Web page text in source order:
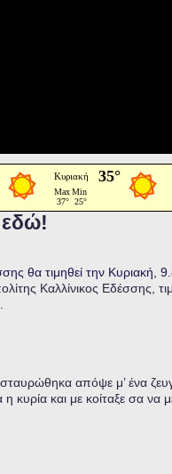
θα τιμηθεί την Κυριακή,
Καλλίνικος Εδέσσης,
απόψε μ’ ένα
κυρία και με κοίταξε σα να